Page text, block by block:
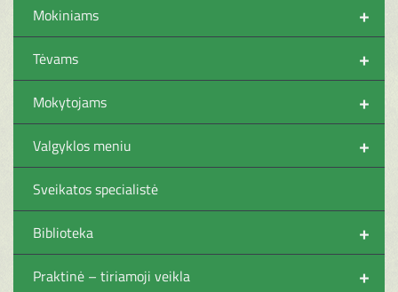
+
Mokiniams
+
Tėvams
+
Mokytojams
+
Valgyklos meniu
Sveikatos specialistė
+
Biblioteka
+
Praktinė – tiriamoji veikla